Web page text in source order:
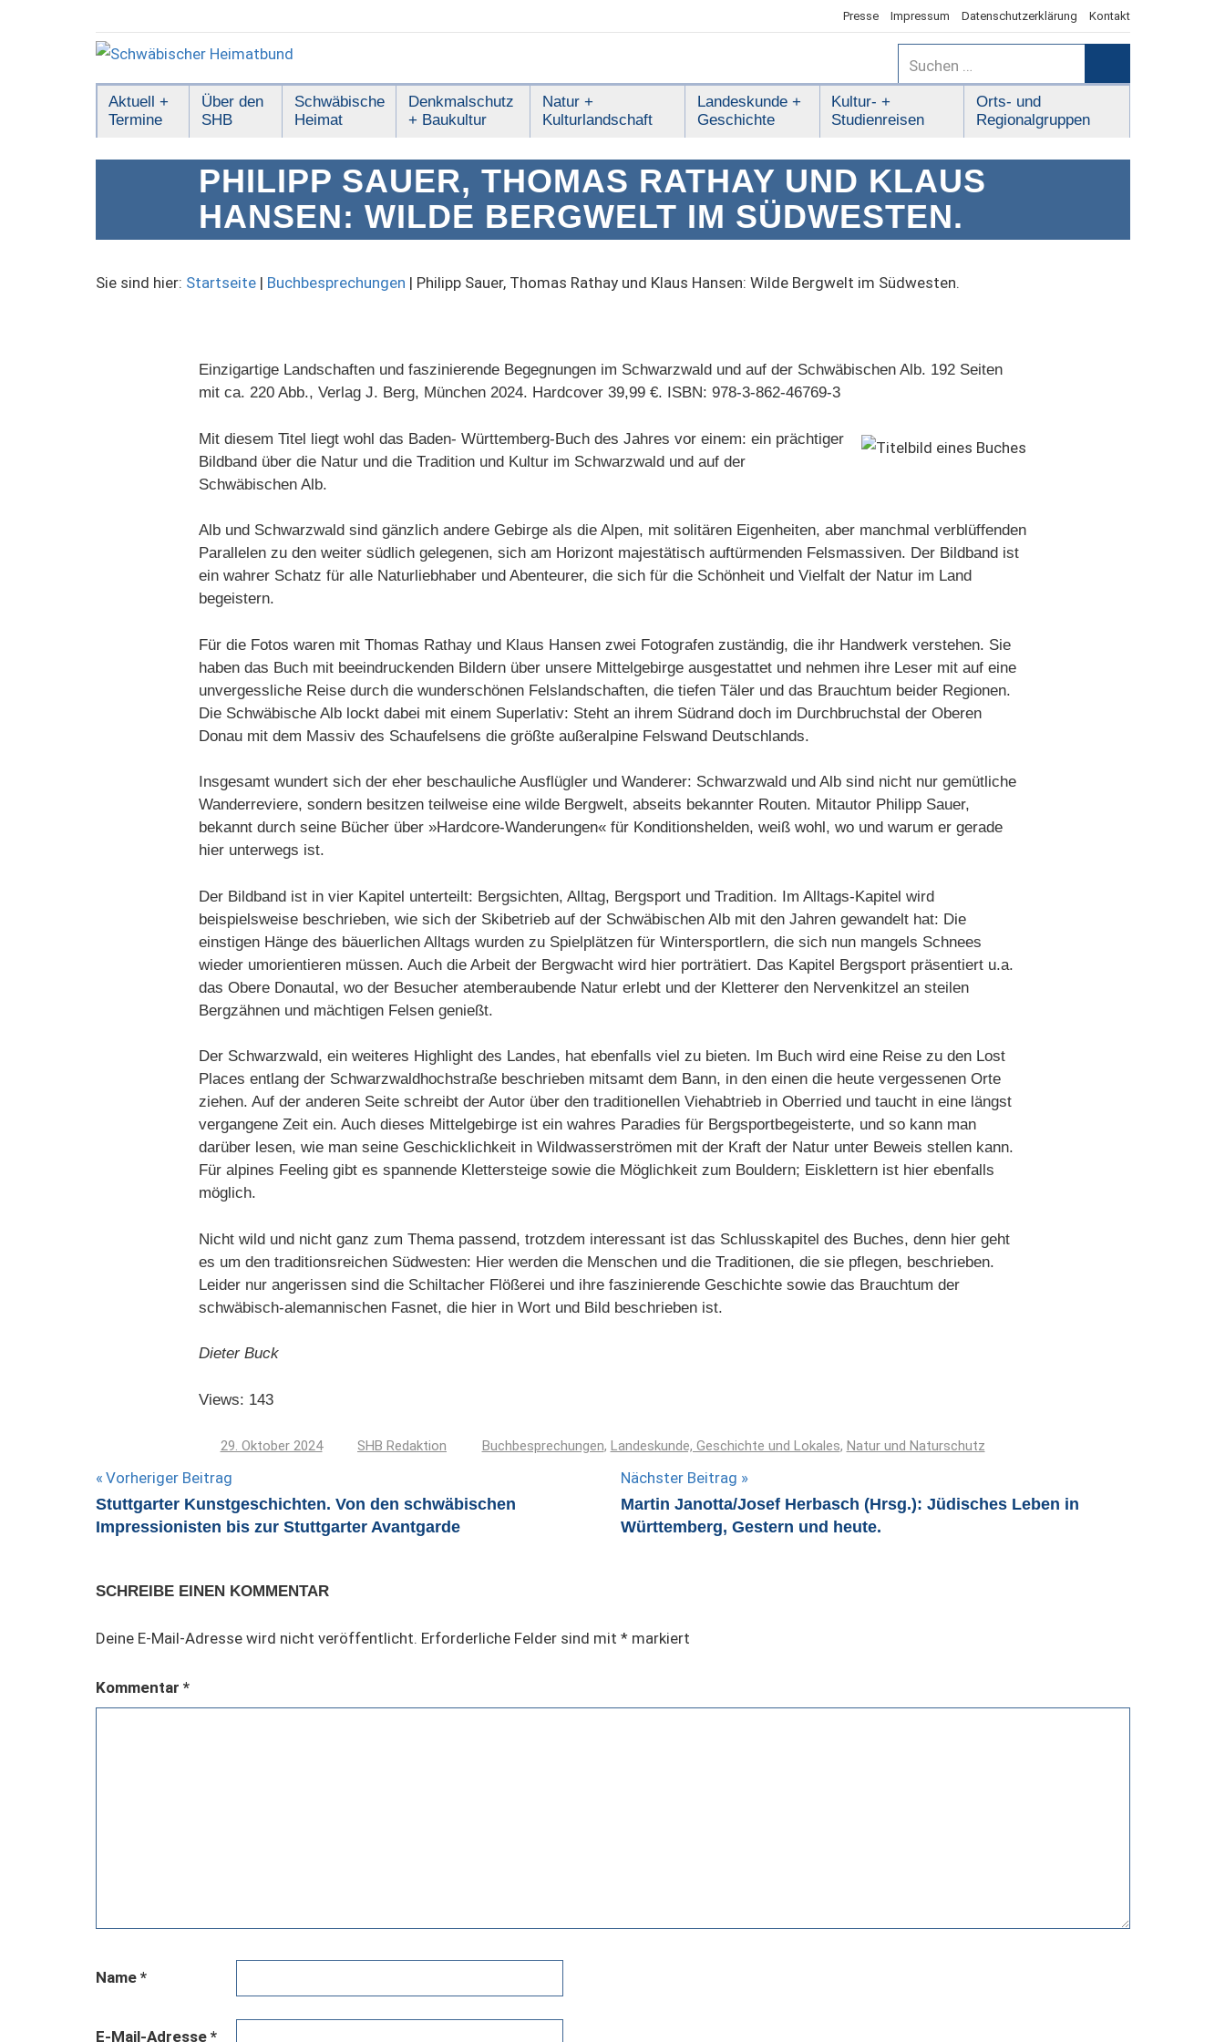
Presse Impressum Datenschutzerklärung Kontakt
Schwäbischer
Heimatbund
Suchen
nach:
Aktuell +
Termine
Über den
SHB
Schwäbische
Heimat
Denkmalschutz
+ Baukultur
Natur +
Kulturlandschaft
Landeskunde +
Geschichte
Kultur- +
Studienreisen
Orts- und
Regionalgruppen
PHILIPP SAUER, THOMAS RATHAY UND KLAUS
HANSEN: WILDE BERGWELT IM SÜDWESTEN.
Sie sind hier: Startseite| Buchbesprechungen | Philipp Sauer, Thomas Rathay und Klaus Hansen: Wilde Bergwelt im Südwesten.
Einzigartige Landschaften und faszinierende Begegnungen im Schwarzwald und auf der Schwäbischen Alb. 192 Seiten
mit ca. 220 Abb., Verlag J. Berg, München 2024. Hardcover 39,99 €. ISBN: 978-3-862-46769-3
Mit diesem Titel liegt wohl das Baden- Württemberg-Buch des Jahres vor einem: ein prächtiger
Bildband über die Natur und die Tradition und Kultur im Schwarzwald und auf der
Schwäbischen Alb.
Alb und Schwarzwald sind gänzlich andere Gebirge als die Alpen, mit solitären Eigenheiten, aber manchmal verblüffenden
Parallelen zu den weiter südlich gelegenen, sich am Horizont majestätisch auftürmenden Felsmassiven. Der Bildband ist
ein wahrer Schatz für alle Naturliebhaber und Abenteurer, die sich für die Schönheit und Vielfalt der Natur im Land
begeistern.
Für die Fotos waren mit Thomas Rathay und Klaus Hansen zwei Fotografen zuständig, die ihr Handwerk verstehen. Sie
haben das Buch mit beeindruckenden Bildern über unsere Mittelgebirge ausgestattet und nehmen ihre Leser mit auf eine
unvergessliche Reise durch die wunderschönen Felslandschaften, die tiefen Täler und das Brauchtum beider Regionen.
Die Schwäbische Alb lockt dabei mit einem Superlativ: Steht an ihrem Südrand doch im Durchbruchstal der Oberen
Donau mit dem Massiv des Schaufelsens die größte außeralpine Felswand Deutschlands.
Insgesamt wundert sich der eher beschauliche Ausflügler und Wanderer: Schwarzwald und Alb sind nicht nur gemütliche
Wanderreviere, sondern besitzen teilweise eine wilde Bergwelt, abseits bekannter Routen. Mitautor Philipp Sauer,
bekannt durch seine Bücher über »Hardcore-Wanderungen« für Konditionshelden, weiß wohl, wo und warum er gerade
hier unterwegs ist.
Der Bildband ist in vier Kapitel unterteilt: Bergsichten, Alltag, Bergsport und Tradition. Im Alltags-Kapitel wird
beispielsweise beschrieben, wie sich der Skibetrieb auf der Schwäbischen Alb mit den Jahren gewandelt hat: Die
einstigen Hänge des bäuerlichen Alltags wurden zu Spielplätzen für Wintersportlern, die sich nun mangels Schnees
wieder umorientieren müssen. Auch die Arbeit der Bergwacht wird hier porträtiert. Das Kapitel Bergsport präsentiert u.a.
das Obere Donautal, wo der Besucher atemberaubende Natur erlebt und der Kletterer den Nervenkitzel an steilen
Bergzähnen und mächtigen Felsen genießt.
Der Schwarzwald, ein weiteres Highlight des Landes, hat ebenfalls viel zu bieten. Im Buch wird eine Reise zu den Lost
Places entlang der Schwarzwaldhochstraße beschrieben mitsamt dem Bann, in den einen die heute vergessenen Orte
ziehen. Auf der anderen Seite schreibt der Autor über den traditionellen Viehabtrieb in Oberried und taucht in eine längst
vergangene Zeit ein. Auch dieses Mittelgebirge ist ein wahres Paradies für Bergsportbegeisterte, und so kann man
darüber lesen, wie man seine Geschicklichkeit in Wildwasserströmen mit der Kraft der Natur unter Beweis stellen kann.
Für alpines Feeling gibt es spannende Klettersteige sowie die Möglichkeit zum Bouldern; Eisklettern ist hier ebenfalls
möglich.
Nicht wild und nicht ganz zum Thema passend, trotzdem interessant ist das Schlusskapitel des Buches, denn hier geht
es um den traditionsreichen Südwesten: Hier werden die Menschen und die Traditionen, die sie pflegen, beschrieben.
Leider nur angerissen sind die Schiltacher Flößerei und ihre faszinierende Geschichte sowie das Brauchtum der
schwäbisch-alemannischen Fasnet, die hier in Wort und Bild beschrieben ist.
Dieter Buck
Views: 143
29. Oktober 2024 SHB Redaktion Buchbesprechungen, Landeskunde, Geschichte und Lokales, Natur und Naturschutz
Beitragsnavigation
Vorheriger Beitrag
Stuttgarter Kunstgeschichten. Von den schwäbischen
Impressionisten bis zur Stuttgarter Avantgarde
Nächster Beitrag
Martin Janotta/Josef Herbasch (Hrsg.): Jüdisches Leben in
Württemberg, Gestern und heute.
SCHREIBE EINEN KOMMENTAR
Deine E-Mail-Adresse wird nicht veröffentlicht. Erforderliche Felder sind mit *markiert
Kommentar *
Name *
E-Mail-Adresse *